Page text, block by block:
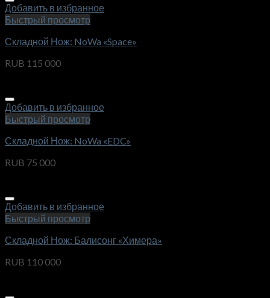
Добавить в избранное
Быстрый просмотр
Складной Нож: NoWa «Space»
RUB 115 000
Добавить в избранное
Быстрый просмотр
Складной Нож: NoWa «EDC»
RUB 75 000
Добавить в избранное
Быстрый просмотр
Складной Нож: Балисонг «Химера»
RUB 110 000